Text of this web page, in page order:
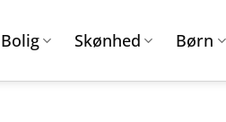
Bolig Skønhed Børn